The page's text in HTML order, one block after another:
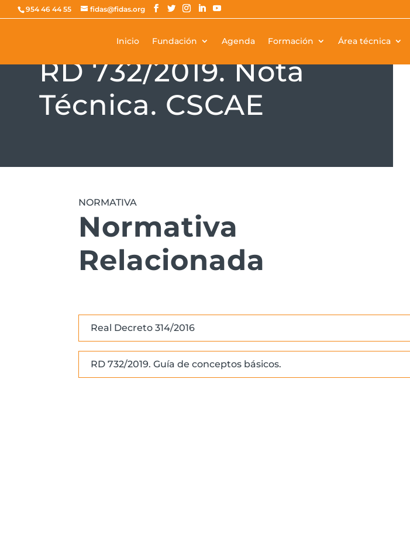
954 46 44 55 fidas@fidas.org
Inicio Fundación Agenda Formación Área técnica
RD 732/2019. Nota
Técnica. CSCAE
NORMATIVA
Normativa
Relacionada
Real Decreto 314/2016
RD 732/2019. Guía de conceptos básicos.